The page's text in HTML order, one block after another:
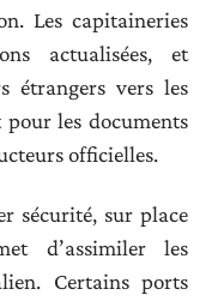
Les capitaineries
actualisées, et
étrangers vers les
pour les documents
officielles.
sécurité, sur place
d’assimiler les
Certains ports